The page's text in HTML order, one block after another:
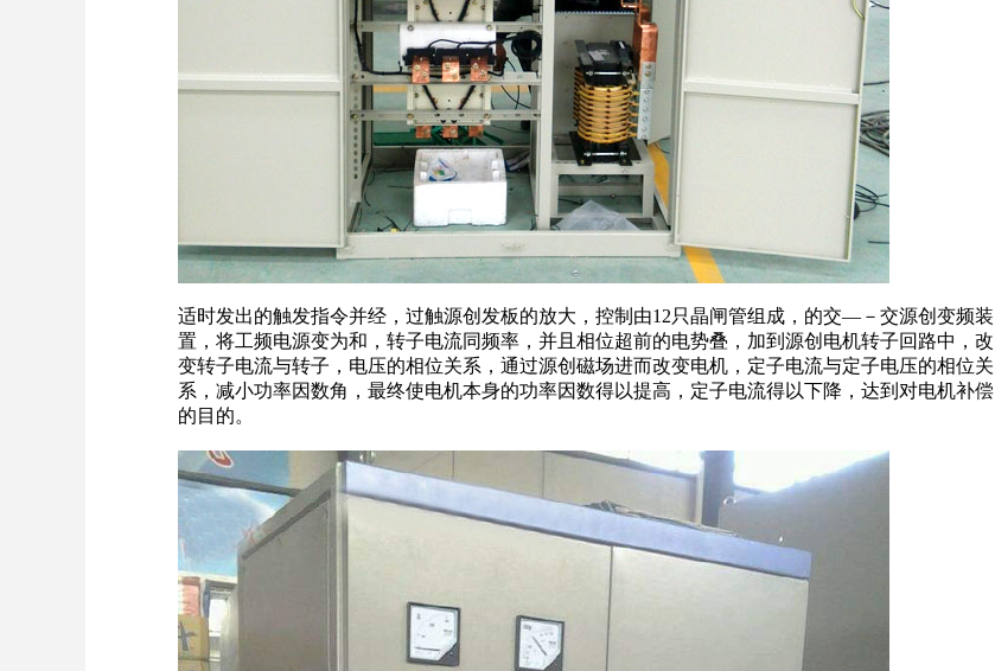
适时发出的触发指令并经，过触源创发板的放大，控制由12只晶闸管组成，的交—－交源创变频装
置，将工频电源变为和，转子电流同频率，并且相位超前的电势叠，加到源创电机转子回路中，改
变转子电流与转子，电压的相位关系，通过源创磁场进而改变电机，定子电流与定子电压的相位关
系，减小功率因数角，最终使电机本身的功率因数得以提高，定子电流得以下降，达到对电机补偿
的目的。